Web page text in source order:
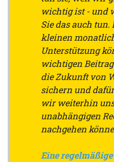
wichtig ist - und
Sie das auch
kleinen
Unterstützung
wichtigen
die Zukunft von
sichern und
wir weiterhin
unabhängigen
nachgehen
Eine